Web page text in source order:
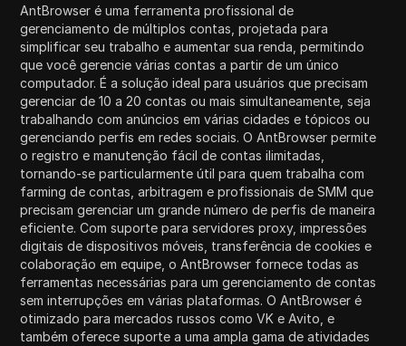
AntBrowser é uma ferramenta profissional de
gerenciamento de múltiplos contas, projetada para
simplificar seu trabalho e aumentar sua renda, permitindo
que você gerencie várias contas a partir de um único
computador. É a solução ideal para usuários que precisam
gerenciar de 10 a 20 contas ou mais simultaneamente, seja
trabalhando com anúncios em várias cidades e tópicos ou
gerenciando perfis em redes sociais. O AntBrowser permite
o registro e manutenção fácil de contas ilimitadas,
tornando-se particularmente útil para quem trabalha com
farming de contas, arbitragem e profissionais de SMM que
precisam gerenciar um grande número de perfis de maneira
eficiente. Com suporte para servidores proxy, impressões
digitais de dispositivos móveis, transferência de cookies e
colaboração em equipe, o AntBrowser fornece todas as
ferramentas necessárias para um gerenciamento de contas
sem interrupções em várias plataformas. O AntBrowser é
otimizado para mercados russos como VK e Avito, e
também oferece suporte a uma ampla gama de atividades